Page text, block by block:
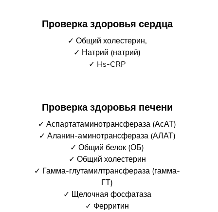
Проверка здоровья сердца
✓ Общий холестерин,
✓ Натрий (натрий)
✓ Hs-CRP
Проверка здоровья печени
✓ Аспартатаминотрансфераза (АсАТ)
✓ Аланин-аминотрансфераза (АЛАТ)
✓ Общий белок (ОБ)
✓ Общий холестерин
✓ Гамма-глутамилтрансфераза (гамма-
ГТ)
✓ Щелочная фосфатаза
✓ Ферритин